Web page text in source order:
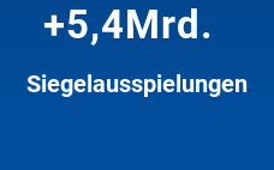
+5,4Mrd.
Siegelausspielungen